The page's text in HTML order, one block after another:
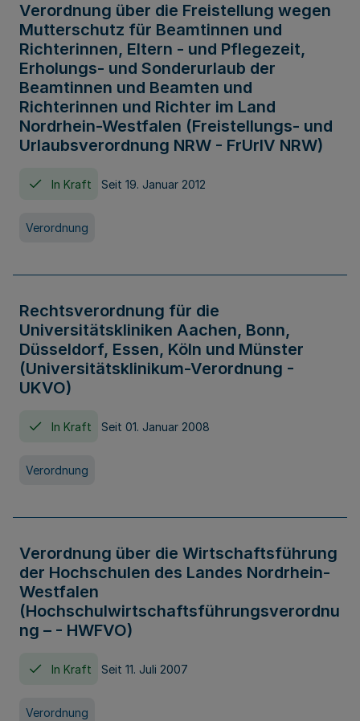
Verordnung über die Freistellung wegen
Mutterschutz für Beamtinnen und
Richterinnen, Eltern - und Pflegezeit,
Erholungs- und Sonderurlaub der
Beamtinnen und Beamten und
Richterinnen und Richter im Land
Nordrhein-Westfalen (Freistellungs- und
Urlaubsverordnung NRW - FrUrlV NRW)
In Kraft Seit 19. Januar 2012
Verordnung
Rechtsverordnung für die
Universitätskliniken Aachen, Bonn,
Düsseldorf, Essen, Köln und Münster
(Universitätsklinikum-Verordnung -
UKVO)
In Kraft Seit 01. Januar 2008
Verordnung
Verordnung über die Wirtschaftsführung
der Hochschulen des Landes Nordrhein-
Westfalen
(Hochschulwirtschaftsführungsverordnu
ng – - HWFVO)
In Kraft Seit 11. Juli 2007
Verordnung